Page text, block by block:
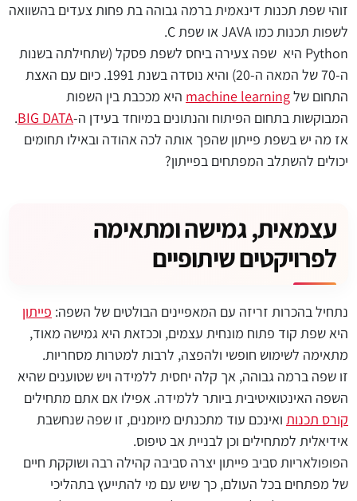
זוהי שפת תכנות דינאמית ברמה גבוהה בת פחות צעדים בהשוואה
לשפות תכנות כמו JAVA או שפת C.
Python היא שפה צעירה ביחס לשפת פסקל (שתחילתה בשנות
ה-70 של המאה ה-20) והיא נוסדה בשנת 1991. כיום עם האצת
התחום שלmachine learning היא מככבת בין השפות
המבוקשות בתחום הפיתוח והנתונים במיוחד בעידן ה-BIG DATA
.
אז מה יש בשפת פייתון שהפך אותה לכה אהודה ובאילו תחומים
יכולים להשתלב המפתחים בפייתון?
עצמאית, גמישה ומתאימה
לפרויקטים שיתופיים
נתחיל בהכרות זריזה עם המאפיינים הבולטים של השפה: פייתון
היא שפת קוד פתוח מונחית עצמים, וככזאת היא גמישה מאוד,
מתאימה לשימוש חופשי ולהפצה, לרבות למטרות מסחריות.
זו שפה ברמה גבוהה, אך קלה יחסית ללמידה ויש שטוענים שהיא
השפה האינטואיטיבית ביותר ללמידה. אפילו אם אתם מתחילים
קורס תכנות ואינכם עוד מתכנתים מיומנים, זו שפה שנחשבת
אידיאלית למתחילים וכן לבניית אב טיפוס.
הפופולאריות סביב פייתון יצרה סביבה קהילה רבה ושוקקת חיים
של מפתחים בכל העולם, כך שיש עם מי להתייעץ בתהליכי